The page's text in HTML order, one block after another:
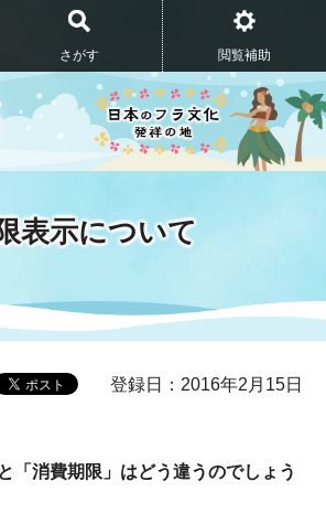
さがす 閲覧補助
表示について
登録日：2016年2月15日
「消費期限」はどう違うのでしょう